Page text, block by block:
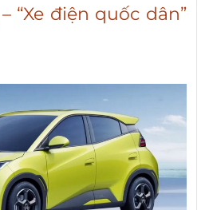
“Xe điện quốc dân”